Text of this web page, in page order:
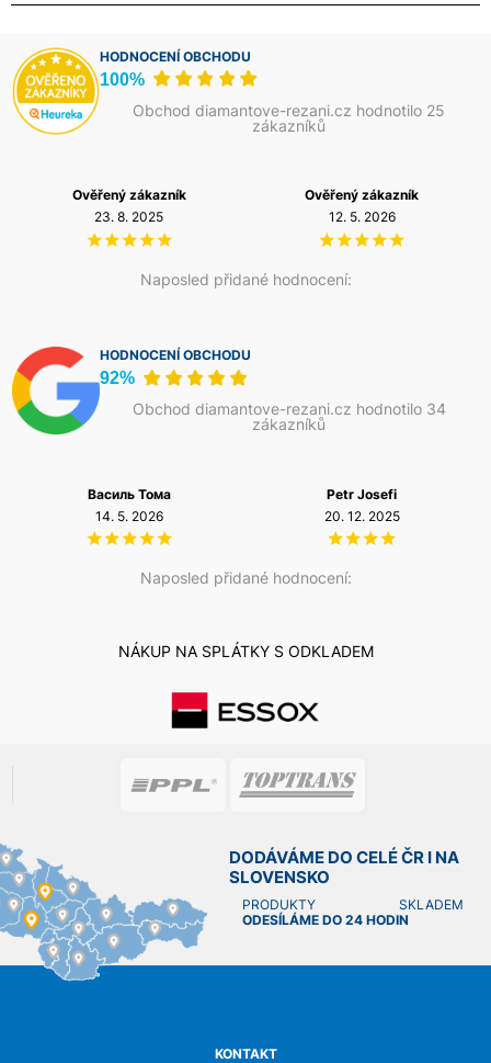
HODNOCENÍ OBCHODU
100%
Obchod diamantove-rezani.cz hodnotilo 25
zákazníků
Naposled přidané hodnocení:
Ověřený zákazník
23. 8. 2025
Ověřený zákazník
12. 5. 2026
HODNOCENÍ OBCHODU
92%
Obchod diamantove-rezani.cz hodnotilo 34
zákazníků
Naposled přidané hodnocení:
Василь Тома
14. 5. 2026
Petr Josefi
20. 12. 2025
NÁKUP NA SPLÁTKY S ODKLADEM
DODÁVÁME DO CELÉ ČR I NA
SLOVENSKO
PRODUKTY SKLADEM
ODESÍLÁME DO 24 HODIN
KONTAKT